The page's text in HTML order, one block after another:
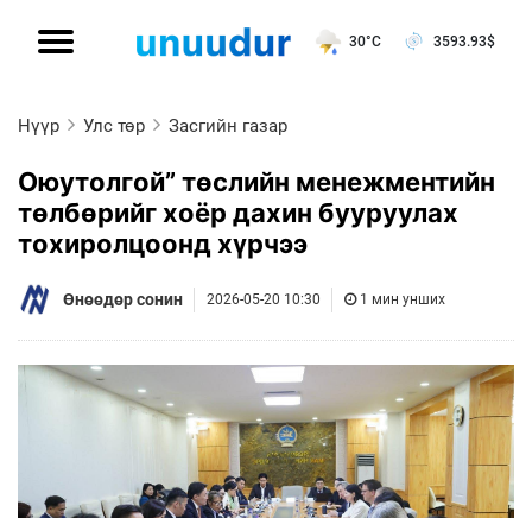
30°C 3593.93$
Нүүр Улс төр Засгийн газар
Оюутолгой” төслийн менежментийн
төлбөрийг хоёр дахин бууруулах
тохиролцоонд хүрчээ
Өнөөдөр сонин 2026-05-20 10:30 1 мин унших